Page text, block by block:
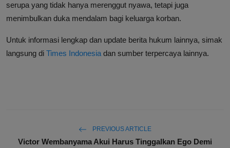
serupa yang tidak hanya merenggut nyawa, tetapi juga
menimbulkan duka mendalam bagi keluarga korban.
Untuk informasi lengkap dan update berita hukum lainnya, simak
langsung di Times Indonesia dan sumber terpercaya lainnya.
PREVIOUS ARTICLE
Victor Wembanyama Akui Harus Tinggalkan Ego Demi